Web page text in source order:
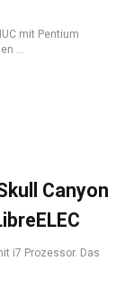
mit Pentium
...
Canyon
i7 Prozessor. Das